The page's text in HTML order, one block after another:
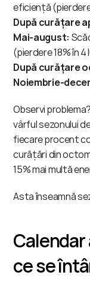
eficiență (pierdere
După curățare
Mai-august:
(pierdere 18% în
După curățare
Noiembrie-
Observi
vârful sezonului
fiecare procent
curățări din
15% mai multă
Asta înseamnă
Calendar
ce se